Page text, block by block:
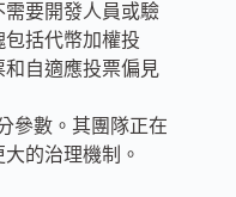
要開發人員或驗
括代幣加權投
自適應投票偏見
參數。其團隊正在
的治理機制。